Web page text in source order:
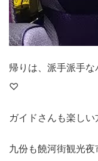
帰りは、派手派手
♡
ガイドさんも楽しい
九份も饒河街観光